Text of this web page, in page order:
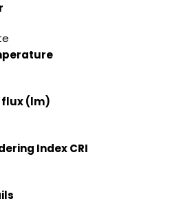
flux (lm)
Index CRI